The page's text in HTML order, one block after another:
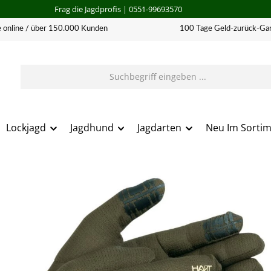
Frag die Jagdprofis| 0551-99693570
online / über 150.000 Kunden 100 Tage Geld-zurück-
Lockjagd Jagdhund Jagdarten Neu Im